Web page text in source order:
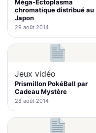
Méga-Ectoplasma
chromatique distribué au
Japon
29 août 2014
Jeux vidéo
Prismillon PokéBall par
Cadeau Mystère
28 août 2014